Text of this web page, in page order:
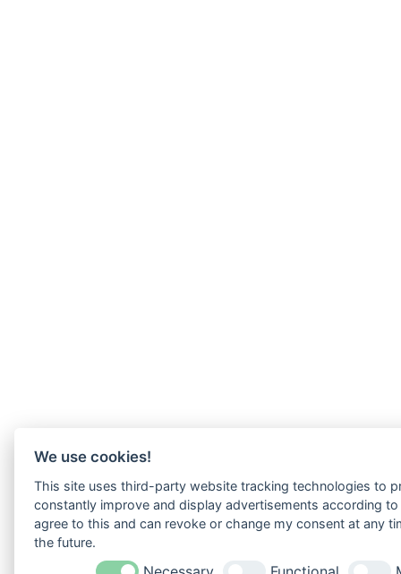
We use cookies!
This site uses third-party website tracking technologies to
constantly improve and display advertisements according
agree to this and can revoke or change my consent at any
the future.